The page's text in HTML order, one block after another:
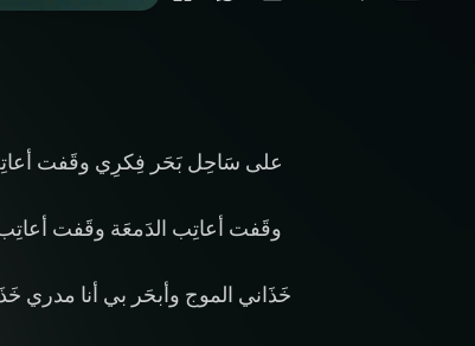
على سَاحِل بَحَر فِكرِي وقَفت
وقَفت أعاتِب الدَمعَة وقَفت
خَذَاني الموج وأبحَر بي أنا مدري